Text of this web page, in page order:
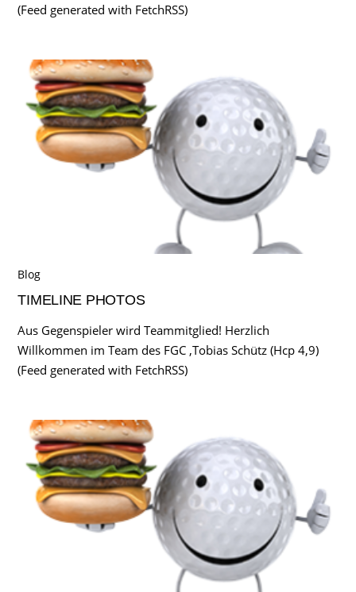
(Feed generated with FetchRSS)
Blog
TIMELINE PHOTOS
Aus Gegenspieler wird Teammitglied! Herzlich
Willkommen im Team des FGC ,Tobias Schütz (Hcp 4,9)
(Feed generated with FetchRSS)